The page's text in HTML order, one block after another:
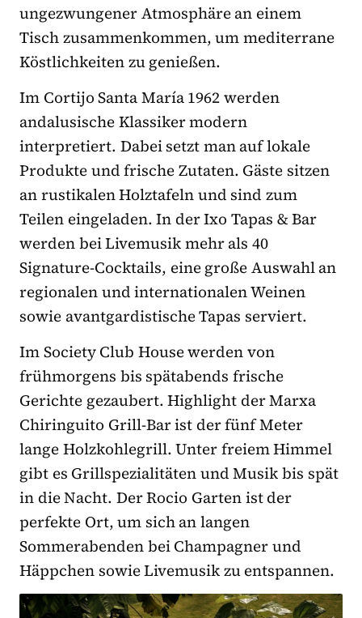
ungezwungener Atmosphäre an einem
Tisch zusammenkommen, um mediterrane
Köstlichkeiten zu genießen.
Im Cortijo Santa María 1962 werden
andalusische Klassiker modern
interpretiert. Dabei setzt man auf lokale
Produkte und frische Zutaten. Gäste sitzen
an rustikalen Holztafeln und sind zum
Teilen eingeladen. In der Ixo Tapas & Bar
werden bei Livemusik mehr als 40
Signature-Cocktails, eine große Auswahl an
regionalen und internationalen Weinen
sowie avantgardistische Tapas serviert.
Im Society Club House werden von
frühmorgens bis spätabends frische
Gerichte gezaubert. Highlight der Marxa
Chiringuito Grill-Bar ist der fünf Meter
lange Holzkohlegrill. Unter freiem Himmel
gibt es Grillspezialitäten und Musik bis spät
in die Nacht. Der Rocio Garten ist der
perfekte Ort, um sich an langen
Sommerabenden bei Champagner und
Häppchen sowie Livemusik zu entspannen.